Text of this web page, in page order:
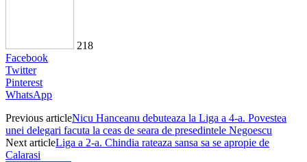
218
Facebook
Twitter
Pinterest
WhatsApp
Previous articleNicu Hanceanu debuteaza la Liga a 4-a. Povestea
unei delegari facuta la ceas de seara de presedintele Negoescu
Next articleLiga a 2-a. Chindia rateaza sansa sa se apropie de
Calarasi